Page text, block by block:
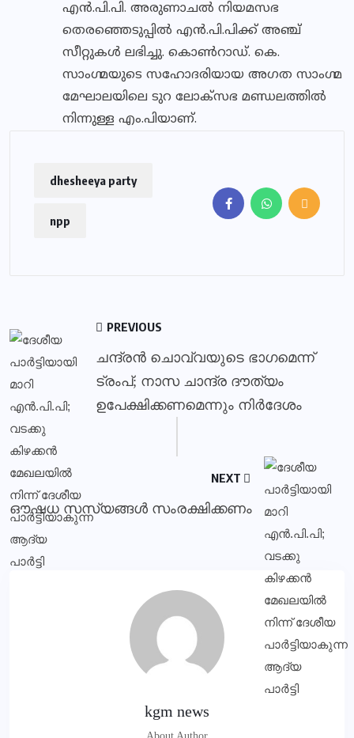
എന്‍.പി.പി. അരുണാചല്‍ നിയമസഭ
തെരഞ്ഞെടുപ്പില്‍ എന്‍.പി.പിക്ക് അഞ്ച്
സീറ്റുകള്‍ ലഭിച്ചു. കൊണ്‍റാഡ്. കെ.
സാംഗ്മയുടെ സഹോദരിയായ അഗത സാംഗ്മ
മേഘാലയിലെ ടുറ ലോക്‌സഭ മണ്ഡലത്തില്‍
നിന്നുള്ള എം.പിയാണ്.
dhesheeya party
npp
PREVIOUS
ചന്ദ്രന്‍ ചൊവ്വയുടെ ഭാഗമെന്ന്
ട്രംപ്; നാസ ചാന്ദ്ര ദൗത്യം
ഉപേക്ഷിക്കണമെന്നും നിര്‍ദേശം
NEXT
ഔഷധ സസ്യങ്ങൾ സംരക്ഷിക്കണം
kgm news